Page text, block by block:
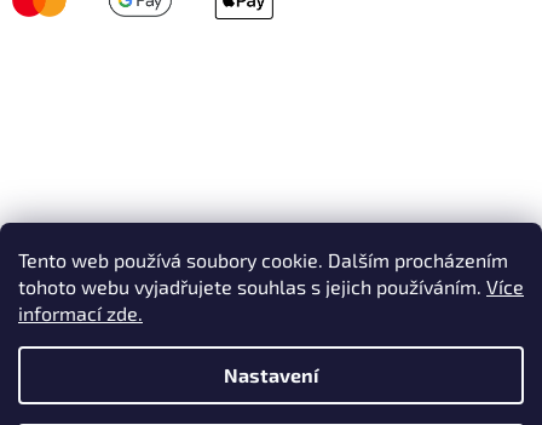
Tento web používá soubory cookie. Dalším procházením
tohoto webu vyjadřujete souhlas s jejich používáním. Více
informací zde.
Nastavení
Vytvořil Shoptet